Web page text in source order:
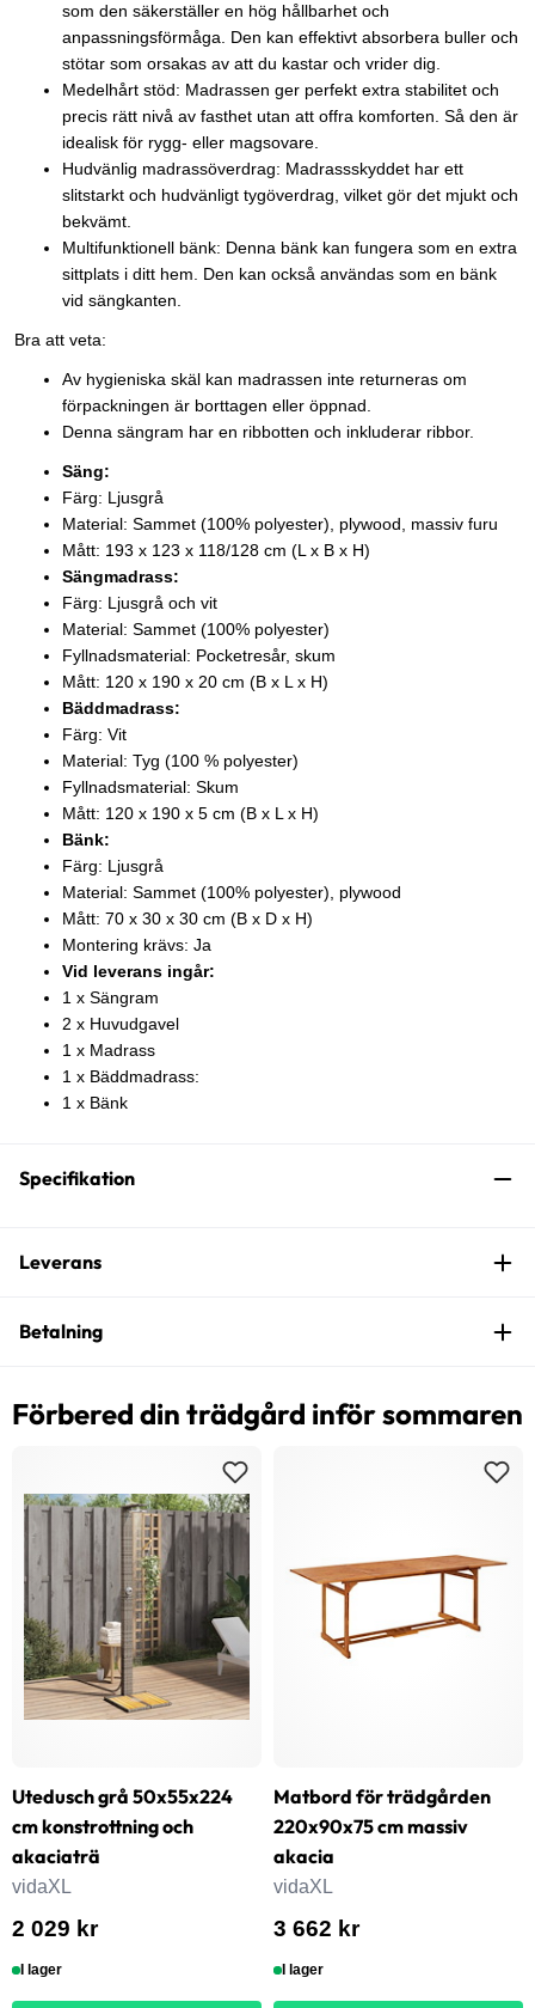
som den säkerställer en hög hållbarhet och
anpassningsförmåga. Den kan effektivt absorbera buller och
stötar som orsakas av att du kastar och vrider dig.
Medelhårt stöd: Madrassen ger perfekt extra stabilitet och
precis rätt nivå av fasthet utan att offra komforten. Så den är
idealisk för rygg- eller magsovare.
Hudvänlig madrassöverdrag: Madrassskyddet har ett
slitstarkt och hudvänligt tygöverdrag, vilket gör det mjukt och
bekvämt.
Multifunktionell bänk: Denna bänk kan fungera som en extra
sittplats i ditt hem. Den kan också användas som en bänk
vid sängkanten.
Bra att veta:
Av hygieniska skäl kan madrassen inte returneras om
förpackningen är borttagen eller öppnad.
Denna sängram har en ribbotten och inkluderar ribbor.
Säng:
Färg: Ljusgrå
Material: Sammet (100% polyester), plywood, massiv furu
Mått: 193 x 123 x 118/128 cm (L x B x H)
Sängmadrass:
Färg: Ljusgrå och vit
Material: Sammet (100% polyester)
Fyllnadsmaterial: Pocketresår, skum
Mått: 120 x 190 x 20 cm (B x L x H)
Bäddmadrass:
Färg: Vit
Material: Tyg (100 % polyester)
Fyllnadsmaterial: Skum
Mått: 120 x 190 x 5 cm (B x L x H)
Bänk:
Färg: Ljusgrå
Material: Sammet (100% polyester), plywood
Mått: 70 x 30 x 30 cm (B x D x H)
Montering krävs: Ja
Vid leverans ingår:
1 x Sängram
2 x Huvudgavel
1 x Madrass
1 x Bäddmadrass:
1 x Bänk
Specifikation
Leverans
Betalning
Förbered din trädgård inför sommaren
Utedusch grå 50x55x224
cm konstrottning och
akaciaträ
vidaXL
2 029 kr
I lager
Matbord för trädgården
220x90x75 cm massiv
akacia
vidaXL
3 662 kr
I lager